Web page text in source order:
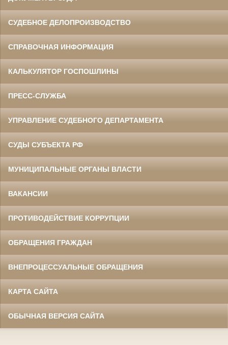
Данилов Василий Степанович
Председатель Белгородского
в период с 1960 по 1973 гг.
Ермоленко Фаина Семеновна
Главный бухгалтер Белгородского
областного суда
Жилин Иван Назарович
СУДЕБНОЕ ДЕЛОПРОИЗВОДСТВО
СПРАВОЧНАЯ ИНФОРМАЦИЯ
КАЛЬКУЛЯТОР ГОСПОШЛИНЫ
ПРЕСС-СЛУЖБА
УПРАВЛЕНИЕ СУДЕБНОГО ДЕПАРТАМЕНТА
СУДЫ СУБЪЕКТА РФ
МУНИЦИПАЛЬНЫЕ ОРГАНЫ ВЛАСТИ
ВАКАНСИИ
ПРОТИВОДЕЙСТВИЕ КОРРУПЦИИ
ОБРАЩЕНИЯ ГРАЖДАН
ВНЕПРОЦЕССУАЛЬНЫЕ ОБРАЩЕНИЯ
КАРТА САЙТА
ОБЫЧНАЯ ВЕРСИЯ САЙТА